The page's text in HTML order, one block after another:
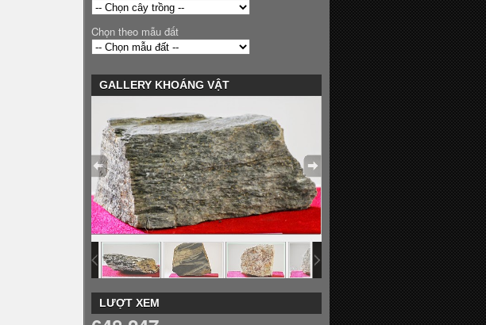
Chọn theo mẫu đất
GALLERY KHOÁNG VẬT
LƯỢT XEM